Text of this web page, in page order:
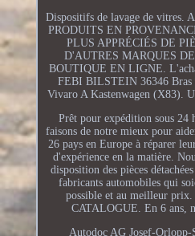
Dispositifs de lavage de vitres.
PRODUITS EN
PLUS APPRÉCIÉS DE
D'AUTRES MARQUES
BOUTIQUE EN LIGNE.
FEBI BILSTEIN 36346 Bras
Vivaro A Kastenwagen (X83).
Prêt pour expédition sous 24
faisons de notre mieux pour
26 pays en Europe à réparer
d'expérience en la matière.
disposition des pièces
fabricants automobiles qui
possible et au meilleur
CATALOGUE. En 6 ans,
Autodoc AG Josef-Orlopp-